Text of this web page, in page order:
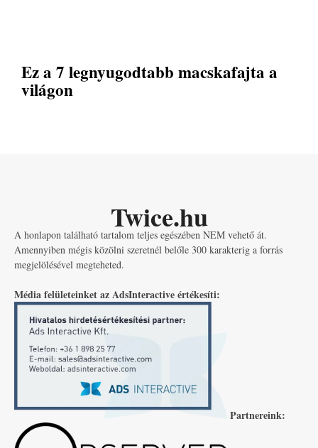
Ez a 7 legnyugodtabb macskafajta a
világon
Twice.hu
A honlapon található tartalom teljes egészében NEM vehető át.
Amennyiben mégis közölni szeretnél belőle 300 karakterig a forrás
megjelölésével megteheted.
Média felületeinket az AdsInteractive értékesíti:
Partnereink: